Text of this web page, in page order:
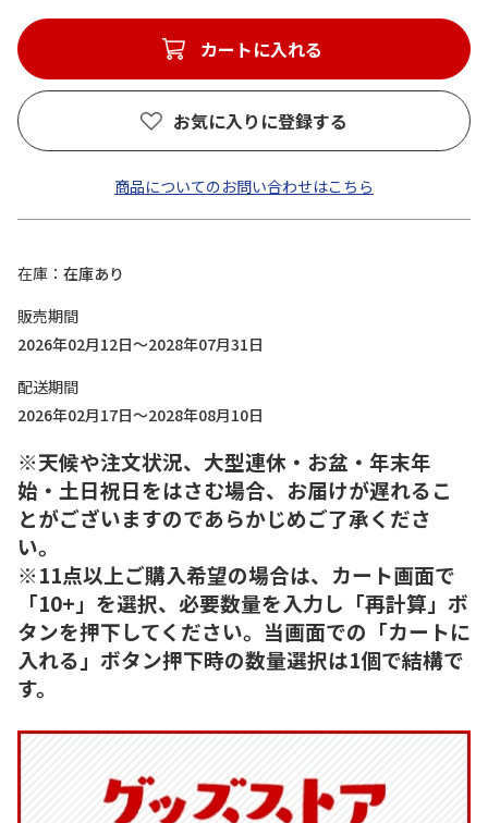
カートに入れる
お気に入りに登録する
商品についてのお問い合わせはこちら
在庫
在庫あり
販売期間
2026年02月12日～2028年07月31日
配送期間
2026年02月17日～2028年08月10日
※天候や注文状況、大型連休・お盆・年末年
始・土日祝日をはさむ場合、お届けが遅れるこ
とがございますのであらかじめご了承くださ
い。
※11点以上ご購入希望の場合は、カート画面で
「10+」を選択、必要数量を入力し「再計算」ボ
タンを押下してください。当画面での「カートに
入れる」ボタン押下時の数量選択は1個で結構で
す。